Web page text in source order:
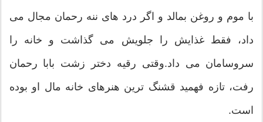
با موم و روغن بمالد و اگر درد های ننه رحمان مجال می
داد، فقط غذایش را جلویش می گذاشت و خانه را
سروسامان می داد.وقتی رقیه دختر زشت بابا رحمان
رفت، تازه فهمید قشنگ ترین هنرهای خانه مال او بوده
است.